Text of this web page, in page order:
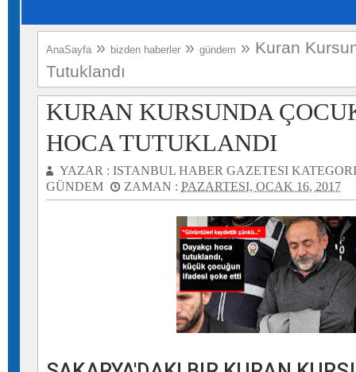
AnaSayfa » bizden haberler » gündem » Kuran
Tutuklandı
KURAN KURSUNDA
HOCA TUTUKLANDI
YAZAR : ISTANBUL HABER GAZETESI
GÜNDEM
ZAMAN : PAZARTESI, OCAK 16, 2017